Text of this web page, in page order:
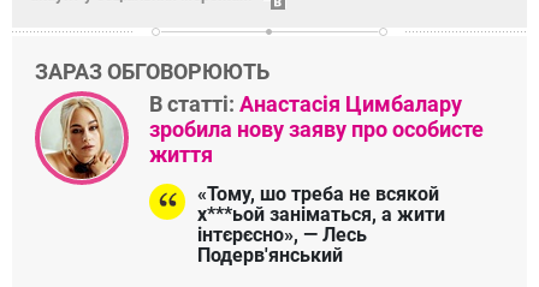
ЗАРАЗ ОБГОВОРЮЮТЬ
В статті: Анастасія Цимбалару
зробила нову заяву про особисте
життя
«Тому, шо треба не всякой
х***ьой заніматься, а жити
інтєрєсно», — Лесь
Подерв'янський